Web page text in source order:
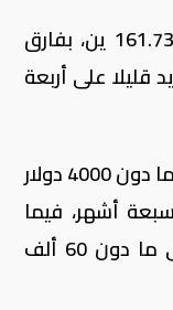
واقترب الدولار بعد بلوغه مستوى 161.73 ين، بفارق
على أربعة
ودفعت قوة الدولار سعر الذهب إلى ما دون 4000 دولار
أشهر، فيما
تراجع سعر بتكوين ولفترة وجيزة إلى ما دون ‌60 ألف